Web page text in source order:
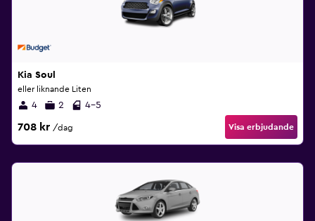
Kia Soul
eller liknande Liten
4 2 4-5
708 kr /dag Visa erbjudande